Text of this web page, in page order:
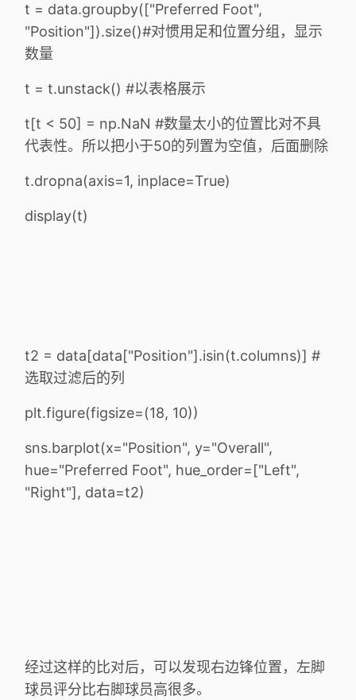
t = data.groupby(["Preferred Foot",
"Position"]).size()#对惯用足和位置分组，显示
数量
t = t.unstack() #以表格展示
t[t < 50] = np.NaN #数量太小的位置比对不具
代表性。所以把小于50的列置为空值，后面删除
t.dropna(axis=1, inplace=True)
display(t)
t2 = data[data["Position"].isin(t.columns)] #
选取过滤后的列
plt.figure(figsize=(18, 10))
sns.barplot(x="Position", y="Overall",
hue="Preferred Foot", hue_order=["Left",
"Right"], data=t2)
经过这样的比对后，可以发现右边锋位置，左脚
球员评分比右脚球员高很多。